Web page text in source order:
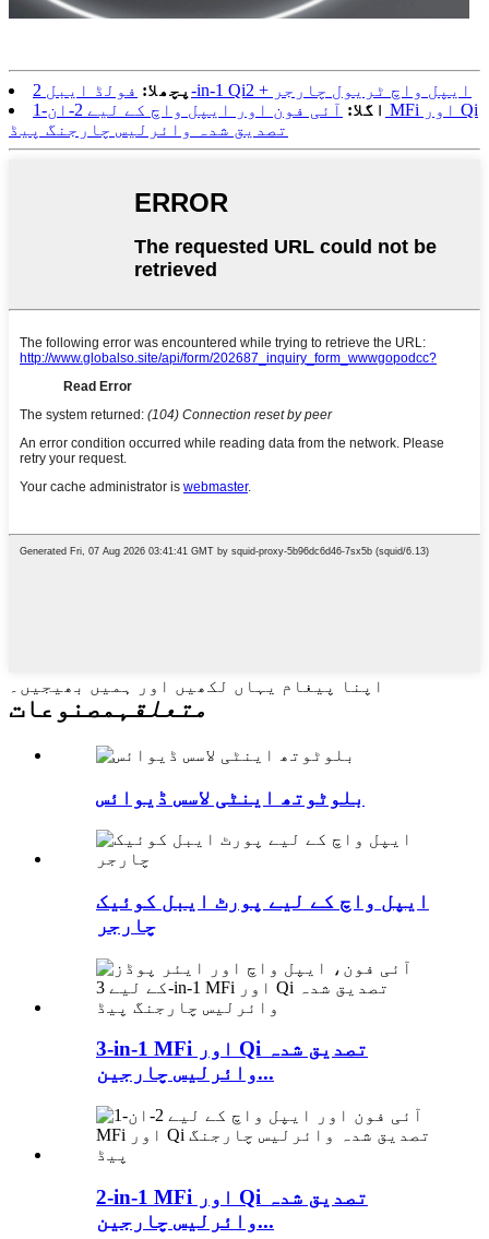
پچھلا:
فولڈ ایبل 2-in-1 Qi2 + ایپل واچ ٹریول چارجر
اگلا:
آئی فون اور ایپل واچ کے لیے 2-ان-1 MFi اور Qi
تصدیق شدہ وائرلیس چارجنگ پیڈ
اپنا پیغام یہاں لکھیں اور ہمیں بھیجیں۔
متعلقہمصنوعات
بلوٹوتھ اینٹی لاسس ڈیوائس
ایپل واچ کے لیے پورٹ ایبل کوئیک
چارجر
3-in-1 MFi اور Qi تصدیق شدہ
وائرلیس چارجین...
2-in-1 MFi اور Qi تصدیق شدہ
وائرلیس چارجین...